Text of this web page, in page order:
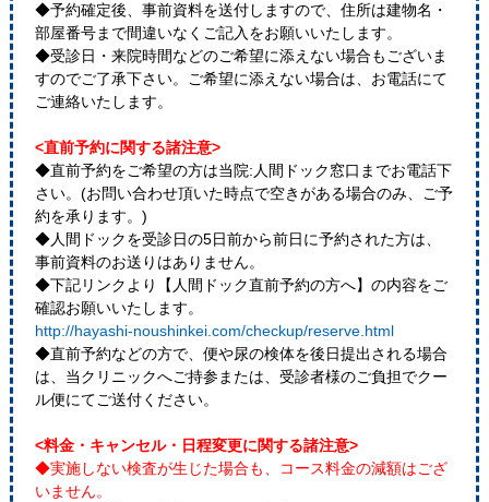
◆予約確定後、事前資料を送付しますので、住所は建物名・
部屋番号まで間違いなくご記入をお願いいたします。
◆受診日・来院時間などのご希望に添えない場合もございま
すのでご了承下さい。ご希望に添えない場合は、お電話にて
ご連絡いたします。
<直前予約に関する諸注意>
◆直前予約をご希望の方は当院:人間ドック窓口までお電話下
さい。(お問い合わせ頂いた時点で空きがある場合のみ、ご予
約を承ります。)
◆人間ドックを受診日の5日前から前日に予約された方は、
事前資料のお送りはありません。
◆下記リンクより【人間ドック直前予約の方へ】の内容をご
確認お願いいたします。
http://hayashi-noushinkei.com/checkup/reserve.html
◆直前予約などの方で、便や尿の検体を後日提出される場合
は、当クリニックへご持参または、受診者様のご負担でクー
ル便にてご送付ください。
<料金・キャンセル・日程変更に関する諸注意>
◆実施しない検査が生じた場合も、コース料金の減額はござ
いません。